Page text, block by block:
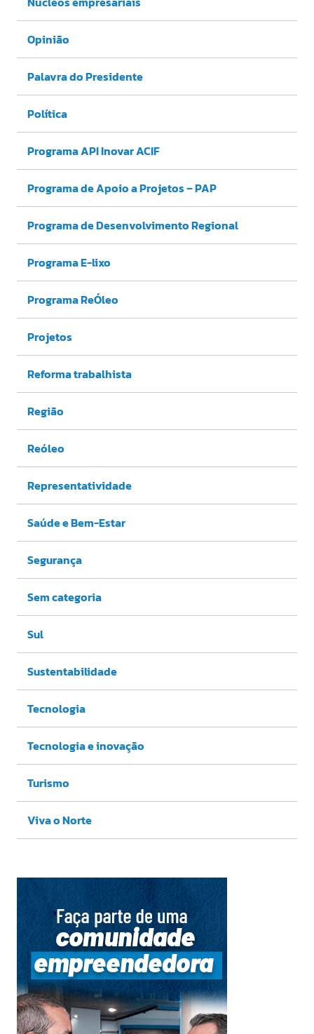
Opinião
Palavra do Presidente
Política
Programa API Inovar ACIF
Programa de Apoio a Projetos – PAP
Programa de Desenvolvimento Regional
Programa E-lixo
Programa ReÓleo
Projetos
Reforma trabalhista
Região
Reóleo
Representatividade
Saúde e Bem-Estar
Segurança
Sem categoria
Sul
Sustentabilidade
Tecnologia
Tecnologia e inovação
Turismo
Viva o Norte